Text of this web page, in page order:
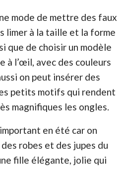
mode de mettre des faux
limer à la taille et la forme
que de choisir un modèle
à l’œil, avec des couleurs
on peut insérer des
petits motifs qui rendent
magnifiques les ongles.
en été car on
robes et des jupes du
fille élégante, jolie qui